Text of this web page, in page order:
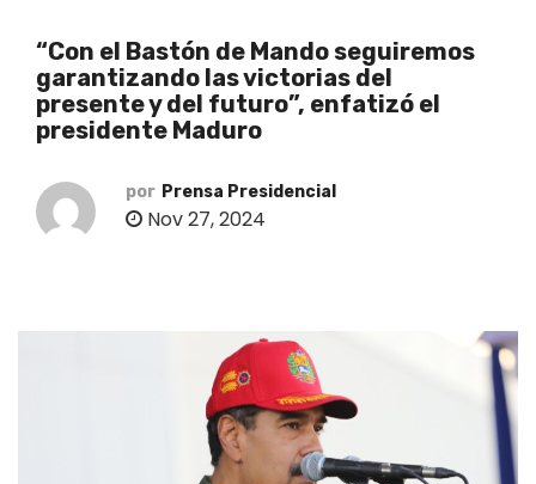
“Con el Bastón de Mando seguiremos
garantizando las victorias del
presente y del futuro”, enfatizó el
presidente Maduro
por Prensa Presidencial
Nov 27, 2024